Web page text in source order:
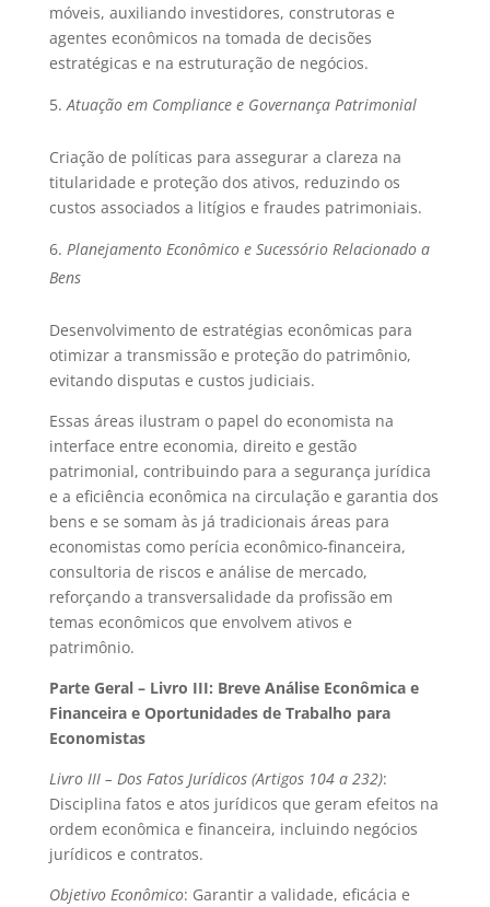
móveis, auxiliando investidores, construtoras e
agentes econômicos na tomada de decisões
estratégicas e na estruturação de negócios.
Atuação em Compliance e Governança Patrimonial
Criação de políticas para assegurar a clareza na
titularidade e proteção dos ativos, reduzindo os
custos associados a litígios e fraudes patrimoniais.
Planejamento Econômico e Sucessório Relacionado a
Bens
Desenvolvimento de estratégias econômicas para
otimizar a transmissão e proteção do patrimônio,
evitando disputas e custos judiciais.
Essas áreas ilustram o papel do economista na
interface entre economia, direito e gestão
patrimonial, contribuindo para a segurança jurídica
e a eficiência econômica na circulação e garantia dos
bens e se somam às já tradicionais áreas para
economistas como perícia econômico-financeira,
consultoria de riscos e análise de mercado,
reforçando a transversalidade da profissão em
temas econômicos que envolvem ativos e
patrimônio.
Parte Geral – Livro III: Breve Análise Econômica e
Financeira e Oportunidades de Trabalho para
Economistas
Livro III – Dos Fatos Jurídicos (Artigos 104 a 232):
Disciplina fatos e atos jurídicos que geram efeitos na
ordem econômica e financeira, incluindo negócios
jurídicos e contratos.
Objetivo Econômico: Garantir a validade, eficácia e